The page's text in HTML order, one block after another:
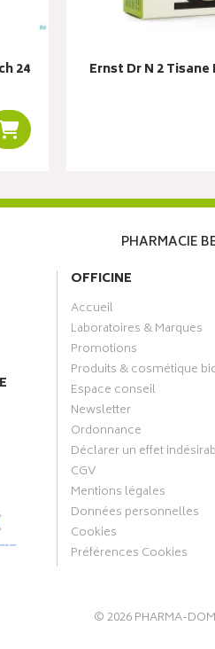
24
Ajouter au panier
Ernst Dr N 2
PHARMACIE
OFFICINE
Accueil
Laboratoires & Marques
Promotions
Produits & cosmétique
Espace conseil
Newsletter
Ordonnance
Déclarer un effet
CGV
Mentions légales
Données personnelles
Cookies
Préférences Cookies
© 2026PHARMA-